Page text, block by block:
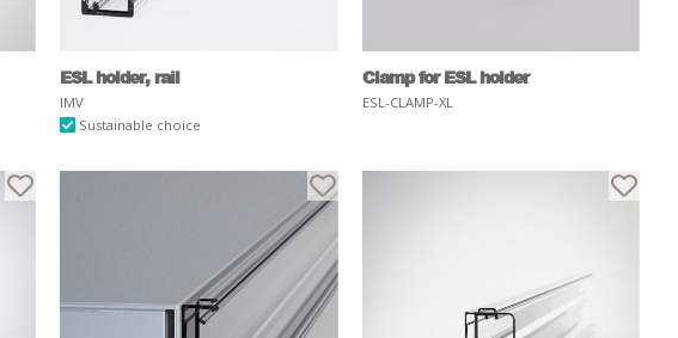
ESL holder, rail
IMV
Sustainable choice
Clamp for ESL holder
ESL-CLAMP-XL